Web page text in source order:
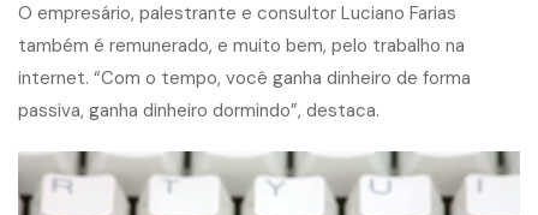
O empresário, palestrante e consultor Luciano Farias
também é remunerado, e muito bem, pelo trabalho na
internet. “Com o tempo, você ganha dinheiro de forma
passiva, ganha dinheiro dormindo”, destaca.